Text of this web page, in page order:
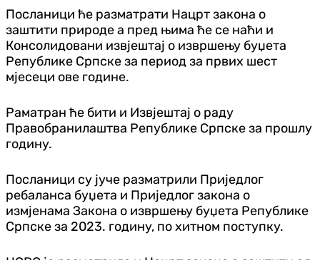
Посланици ће разматрати Нацрт закона о
заштити природе а пред њима ће се наћи и
Консолидовани извјештај о извршењу буџета
Републике Српске за период за првих шест
мјесеци ове године.
Раматран ће бити и Извјештај о раду
Правобранилаштва Републике Српске за прошлу
годину.
Посланици су јуче разматрили Приједлог
ребаланса буџета и Приједлог закона о
измјенама Закона о извршењу буџета Републике
Српске за 2023. годину, по хитном поступку.